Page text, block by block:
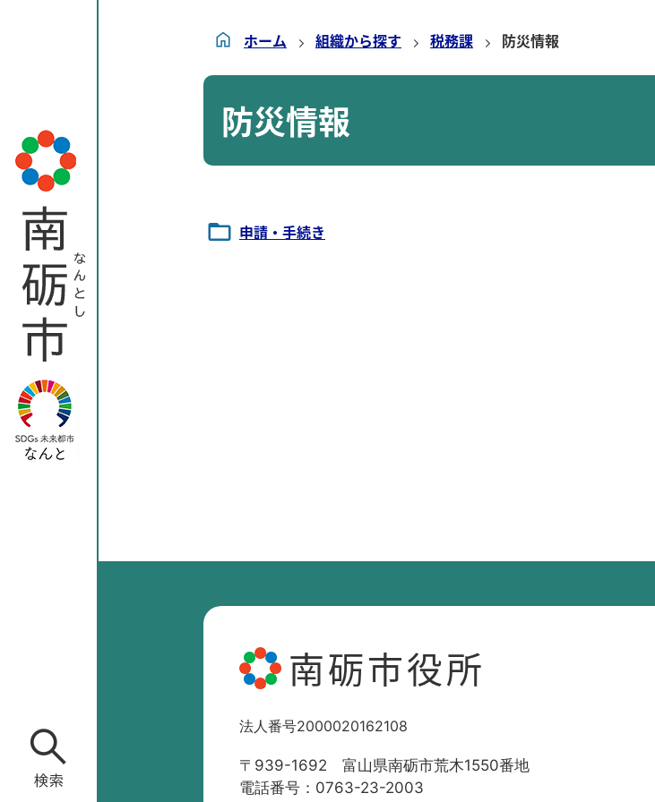
ホーム 組織から探す 税務課 防災情報
防災情報
申請・手続き
南砺市役所
法人番号2000020162108
〒939-1692 富山県南砺市荒木1550番地
電話番号：0763-23-2003